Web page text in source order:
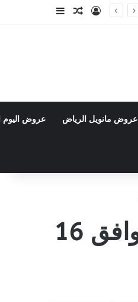
تسجيل الدخول
مقال عشوائي
إضافة عمود
عروض مانويل الرياض عروض اليوم
عروض التميمي الرياض والقصيم الأسبوعية 1 يوليو 2026 الموافق 16